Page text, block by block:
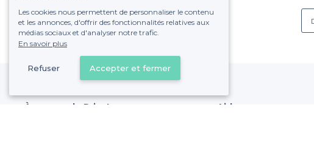
À propos de Privateaser Aide
Les cookies nous permettent de personnaliser le contenu
et les annonces, d'offrir des fonctionnalités relatives aux
médias sociaux et d'analyser notre trafic.
En savoir plus
Refuser Accepter et fermer